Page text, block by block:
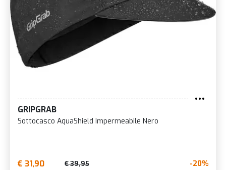
GRIPGRAB
Sottocasco AquaShield Impermeabile Nero
€ 31,90 € 39,95 -20%